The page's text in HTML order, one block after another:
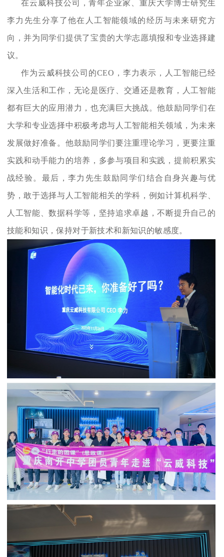
在云威科技公司，青年企业家、重庆大学博士研究生
李力先生分享了他在人工智能领域的经历与未来研究方
向，并为同学们提供了宝贵的大学志愿填报和专业选择建
议。
作为云威科技公司的CEO，李力表示，人工智能已经
深入生活和工作，无论是医疗、交通还是教育，人工智能
都有巨大的应用潜力，也充满巨大挑战。他鼓励同学们在
大学和专业选择中积极考虑与人工智能相关领域，为未来
发展做好准备。他鼓励同学们要注重理论学习，更要注重
实践和动手能力的培养，多参与项目和实践，提前积累实
战经验。最后，李力先生鼓励同学们结合自身兴趣与优
势，敢于选择与人工智能相关的学科，例如计算机科学、
人工智能、数据科学等，坚持追求卓越，不断提升自己的
技能和知识，保持对于新技术和新知识的敏感度。